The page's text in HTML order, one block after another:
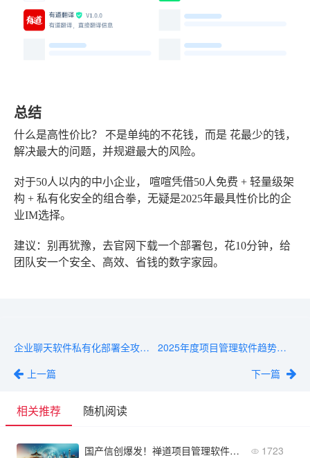
总结
什么是高性价比？ 不是单纯的不花钱，而是 花最少的钱，
解决最大的问题，并规避最大的风险。
对于50人以内的中小企业， 喧喧凭借50人免费 + 轻量级架
构 + 私有化安全的组合拳，无疑是2025年最具性价比的企
业IM选择。
建议 ：别再犹豫，去官网下载一个部署包，花10分钟，给
团队安一个安全、高效、省钱的数字家园。
企业聊天软件私有化部署全攻略：成本、周期与维护
上一篇
2025年度项目管理软件趋势榜：十大创新产品评测与前景分析
下一篇
相关推荐 随机阅读
国产信创爆发！禅道项目管理软件凭什么占28.5%市场？ 1723